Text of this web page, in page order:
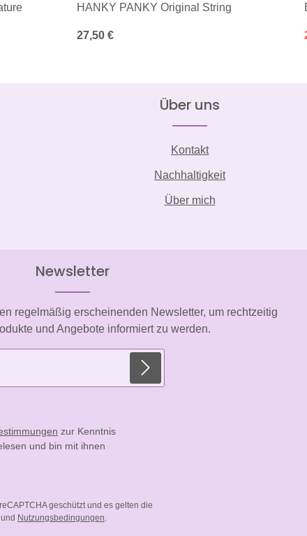
HANKY PANKY Original String
Regulärer Preis:
27,50 €
Über uns
Kontakt
Nachhaltigkeit
Über mich
Newsletter
regelmäßig erscheinenden Newsletter, um rechtzeitig
und Angebote informiert zu werden.
zur Kenntnis
und bin mit ihnen
geschützt und es gelten die
und Nutzungsbedingungen